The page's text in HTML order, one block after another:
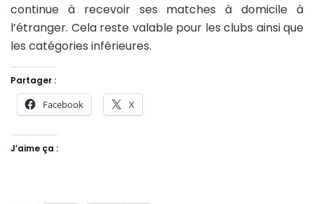
continue à recevoir ses matches à domicile à
l’étranger. Cela reste valable pour les clubs ainsi que
les catégories inférieures.
Partager :
Facebook X
J’aime ça :